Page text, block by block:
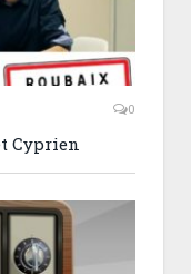
0
Cyprien